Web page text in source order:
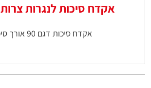
אקדח סיכות לנגרות צרות 90/40
אקדח סיכות דגם 90 אורך סיכה